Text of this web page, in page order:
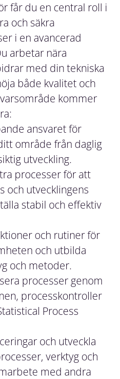
får du en central roll i
och säkra
i en avancerad
arbetar nära
med din tekniska
både kvalitet och
kommer
ansvaret för
område från daglig
utveckling.
processer för att
och utvecklingens
stabil och effektiv
och rutiner för
och utbilda
och metoder.
processer genom
processkontroller
Process
och utveckla
verktyg och
med andra